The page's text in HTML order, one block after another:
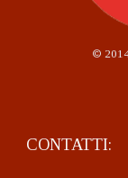
©
CONTATTI: